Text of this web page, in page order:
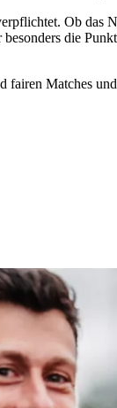
Ob das
die
fairen Matches